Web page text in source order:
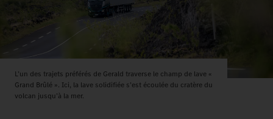
L’un des trajets préférés de Gerald traverse le champ de lave «
Grand Brûlé ». Ici, la lave solidifiée s’est écoulée du cratère du
volcan jusqu’à la mer.